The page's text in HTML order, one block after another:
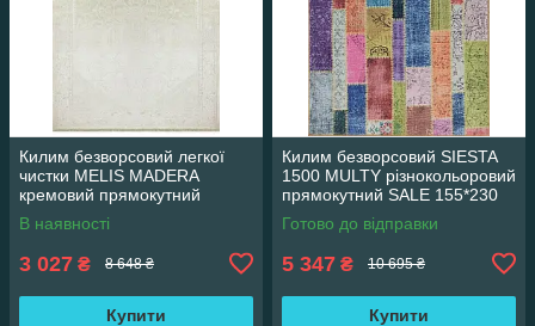
Килим безворсовий легкої
чистки MELIS MADERA
кремовий прямокутний
160*230 см
В наявності
3 027 ₴ 8 648 ₴
Купити
Килим безворсовий SIESTA
1500 MULTY різнокольоровий
прямокутний SALE 155*230
см
Готово до відправки
5 347 ₴ 10 695 ₴
Купити